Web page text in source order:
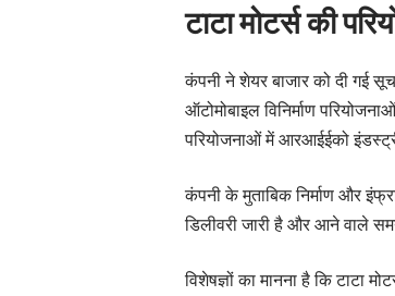
टाटा मोटर्स की
कंपनी ने शेयर बाजार को दी गई
ऑटोमोबाइल विनिर्माण
परियोजनाओं में आरआईईको
कंपनी के मुताबिक निर्माण और
डिलीवरी जारी है और आने वाले
विशेषज्ञों का मानना है कि टाटा